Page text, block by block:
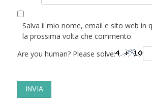
Salva il mio nome, email e sito web in
la prossima volta che commento.
Are you human? Please solve: